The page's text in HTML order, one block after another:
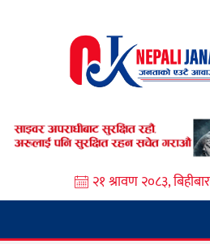
२१ श्रावण २०८३, बिहीबार